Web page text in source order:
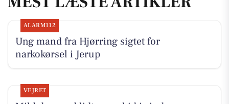
ALARM112
Ung mand fra Hjørring sigtet for
narkokørsel i Jerup
VEJRET